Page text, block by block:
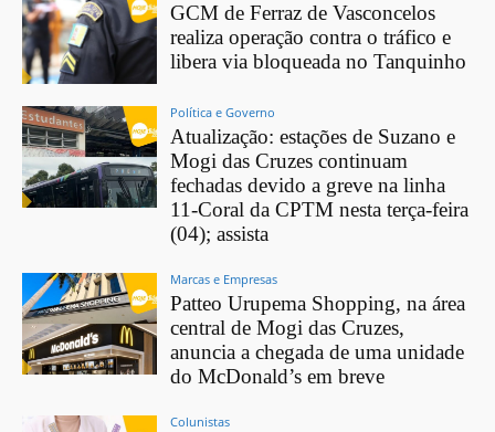
GCM de Ferraz de Vasconcelos
realiza operação contra o tráfico e
libera via bloqueada no Tanquinho
Política e Governo
Atualização: estações de Suzano e
Mogi das Cruzes continuam
fechadas devido a greve na linha
11-Coral da CPTM nesta terça-feira
(04); assista
Marcas e Empresas
Patteo Urupema Shopping, na área
central de Mogi das Cruzes,
anuncia a chegada de uma unidade
do McDonald’s em breve
Colunistas